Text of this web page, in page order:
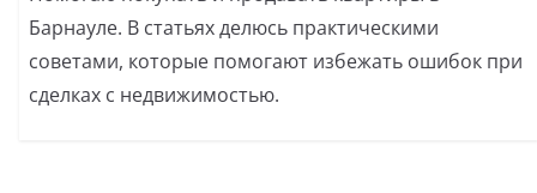
Барнауле. В статьях делюсь практическими
советами, которые помогают избежать ошибок при
сделках с недвижимостью.